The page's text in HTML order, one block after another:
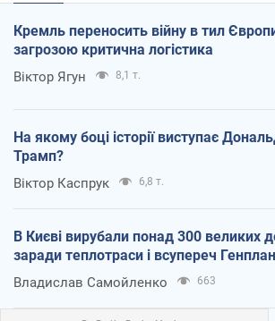
Кремль переносить війну в тил
загрозою критична логістика
Віктор Ягун 8,1 т.
На якому боці історії виступає
Трамп?
Віктор Каспрук 6,8 т.
В Києві вирубали понад 300 великих
заради теплотраси і всупереч
Владислав Самойленко 663